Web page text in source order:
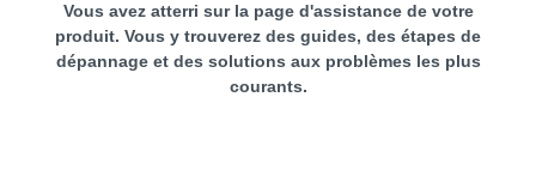
Vous avez atterri sur la page d'assistance de votre
produit. Vous y trouverez des guides, des étapes de
dépannage et des solutions aux problèmes les plus
courants.